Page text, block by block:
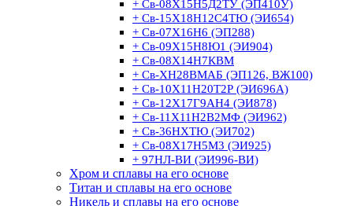
+ Св-08Х15Н5Д2ТУ (ЭП410У)
+ Св-15Х18Н12С4ТЮ (ЭИ654)
+ Св-07Х16Н6 (ЭП288)
+ Св-09Х15Н8Ю1 (ЭИ904)
+ Св-08Х14Н7КВМ
+ Св-ХН28ВМАБ (ЭП126, ВЖ100)
+ Св-10Х11Н20Т2Р (ЭИ696А)
+ Св-12Х17Г9АН4 (ЭИ878)
+ Св-11Х11Н2В2МФ (ЭИ962)
+ Св-36НХТЮ (ЭИ702)
+ Св-08Х17Н5М3 (ЭИ925)
+ 97НЛ-ВИ (ЭИ996-ВИ)
Хром и сплавы на его основе
Титан и сплавы на его основе
Никель и сплавы на его основе